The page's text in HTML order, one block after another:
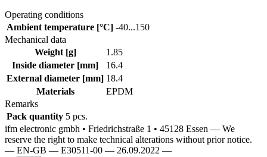
Operating conditions
Ambient temperature [°C] -40...150
Mechanical data
Weight [g]
1.85
Inside diameter [mm]
16.4
External diameter [mm] 18.4
Materials
EPDM
Remarks
Pack quantity 5 pcs.
ifm electronic gmbh • Friedrichstraße 1 • 45128 Essen — We
reserve the right to make technical alterations without prior notice.
— EN-GB — E30511-00 — 26.09.2022 —